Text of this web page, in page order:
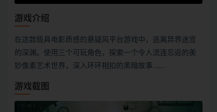
游戏介绍
在这款极具电影质感的悬疑风平台游戏中，逃离异界迷宫
的深渊。使用三个可玩角色，探索一个令人流连忘返的美
妙像素艺术世界，深入环环相扣的黑暗故事……
游戏截图